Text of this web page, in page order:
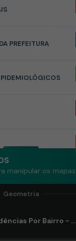
PREFEITURA
manipular os mapas
22- Incidências Por Bairro - Ano 2022 - 22ª Semana Epidemiológica